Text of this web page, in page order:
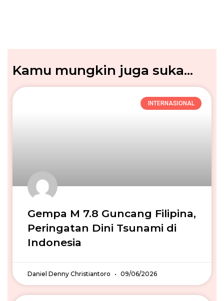
Kamu mungkin juga suka...
INTERNASIONAL
Gempa M 7.8 Guncang Filipina,
Peringatan Dini Tsunami di
Indonesia
Daniel Denny Christiantoro 09/06/2026